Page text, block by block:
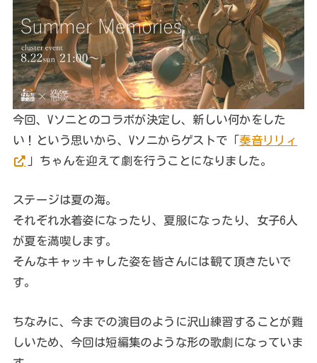
今回、Vソニとのコラボが決定し、新しい何かをした
い！という思いから、Vソニからゲストで「奏音リリィ
」ちゃんを迎えて劇を行うことになりました。
ステージは夏の海。
それぞれ水着姿になったり、夏服になったり、女子6人
が夏を満喫します。
そんなキャッキャした姿を皆さんには観て頂きたいで
す。
ちなみに、今までの演目のように沢山練習することが難
しいため、今回は短編集のような形の歌劇になっていま